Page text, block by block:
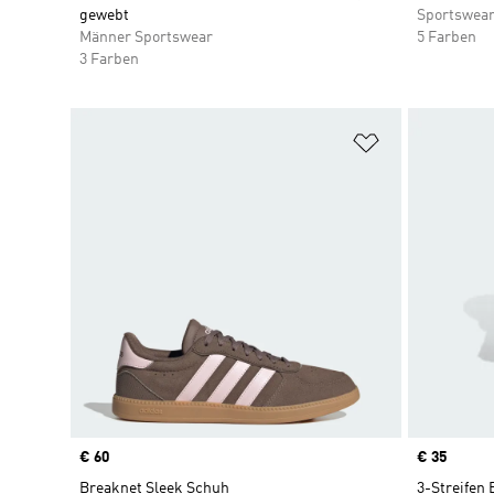
gewebt
Männer Sportswear
3 Farben
Sportswear
5 Farben
Zur
Price
€ 60
Breaknet Sleek Schuh
Price
€ 35
3-Streifen